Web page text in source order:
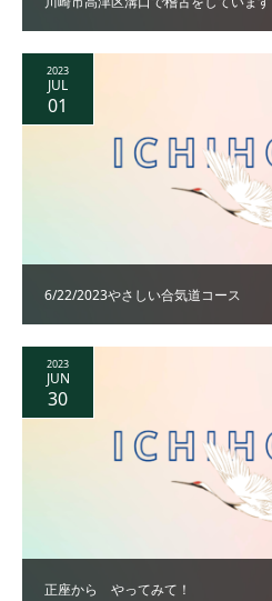
6/22/2023やさしい合気道コース
2023
JUL
01
正座から やってみて！
2023
JUN
30